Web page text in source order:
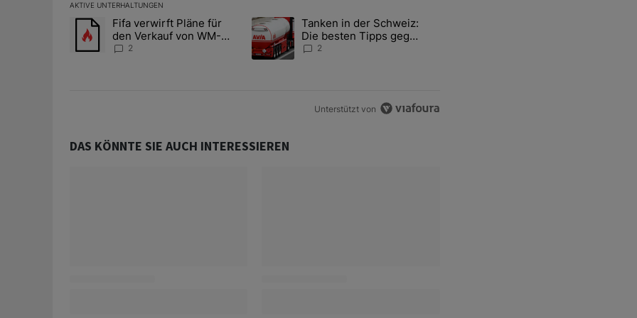
AKTIVE UNTERHALTUNGEN
Das Folgende ist eine Liste der am meisten kommentierten Artikel der letzten 7 days.
Ein Trendartikel mit dem Titel "Fifa verwirft Pläne für den Verkauf von WM-Anteilen" mit 2 kommentare.
Fifa verwirft Pläne für
den Verkauf von WM-
Anteilen
2
Ein Trendartikel mit dem Titel "Tanken in der Schweiz: Die besten Tipps gegen
Tanken in der Schweiz:
Die besten Tipps gegen
teuren Sprit
2
Unterstützt von
DAS KÖNNTE SIE AUCH INTERESSIEREN